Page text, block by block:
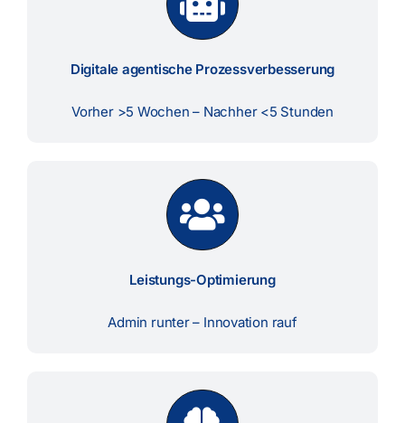
Digitale agentische Prozessverbesserung
Vorher >5 Wochen – Nachher <5 Stunden
Leistungs-Optimierung
Admin runter – Innovation rauf